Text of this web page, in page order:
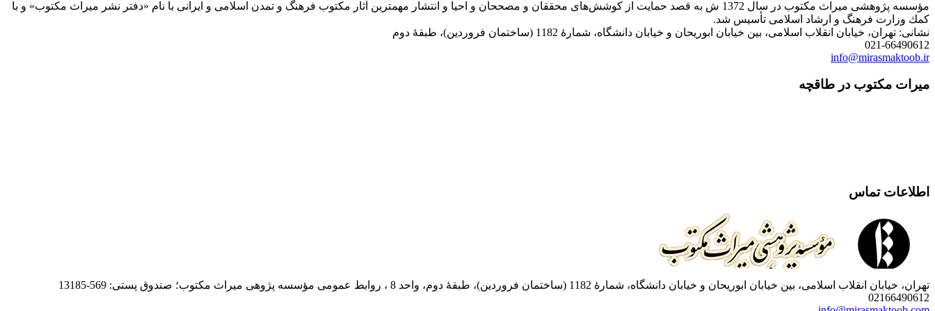
مؤسسه پژوهشی میراث مكتوب در سال 1372 ش به قصد حمایت از كوشش‌های محققان و مصححان و احیا و انتشار مهمترین آثار مكتوب فرهنگ و تمدن اسلامی و ایرانی با نام «دفتر نشر میراث مكتوب» و با
كمك وزارت فرهنگ و ارشاد اسلامی تأسیس شد.
نشانی: تهران، خیابان انقلاب اسلامی، بین خیابان ابوریحان و خیابان دانشگاه، شمارۀ 1182 (ساختمان فروردین)، طبقۀ دوم
021-66490612
info@mirasmaktoob.ir
میرات مکتوب در طاقچه
اطلاعات تماس
تهران، خیابان انقلاب اسلامی، بین خیابان ابوریحان و خیابان دانشگاه، شمارۀ 1182 (ساختمان فروردین)، طبقۀ دوم، واحد 8 ، روابط عمومی مؤسسه پژوهی میراث مکتوب؛ صندوق پستی: 569-13185
02166490612